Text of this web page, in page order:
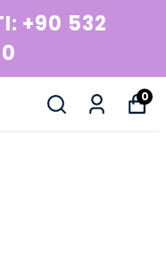
+90 532
0